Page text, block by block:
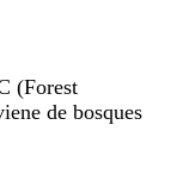
(Forest
de bosques